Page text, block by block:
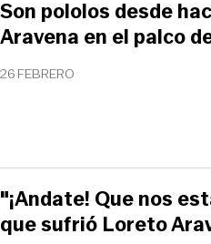
26 FEBRERO
Son pololos desde
Aravena en el palco
"¡Andate! Que nos
que sufrió Loreto